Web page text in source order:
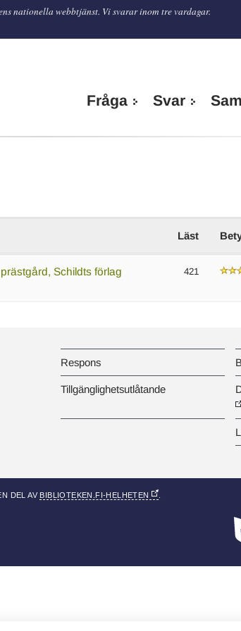
nationella webbtjänst. Vi svarar inom tre vardagar.
Fråga Svar
Läst
Schildts förlag
421
Respons
Tillgänglighetsutlåtande